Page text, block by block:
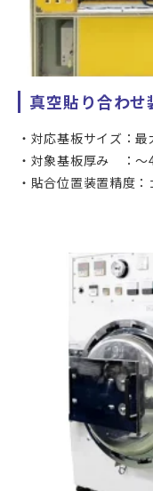
真空貼り合わせ
対応基板サイズ：
対象基板厚み ：～
貼合位置装置精度
加熱レンジ ： RT
真空度 ： ～
2023年4月に導入し
主にディスプレイと
ティカルボンディン
ディスプレイサイ